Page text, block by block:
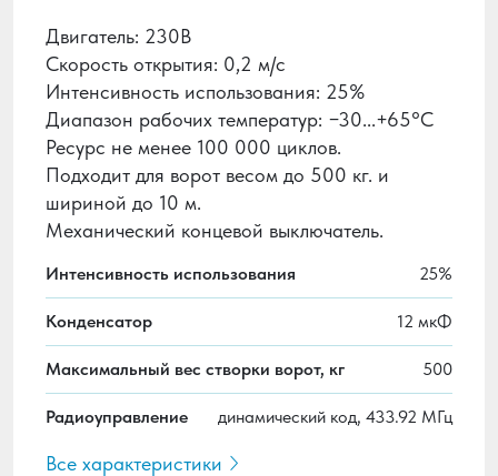
Двигатель: 230В
Скорость открытия: 0,2 м/с
Интенсивность использования: 25%
Диапазон рабочих температур: −30...+65°С
Ресурс не менее 100 000 циклов.
Подходит для ворот весом до 500 кг. и
шириной до 10 м.
Механический концевой выключатель.
Интенсивность использования 25%
Конденсатор 12 мкФ
Максимальный вес створки ворот, кг 500
Радиоуправление динамический код, 433.92 МГц
Все характеристики